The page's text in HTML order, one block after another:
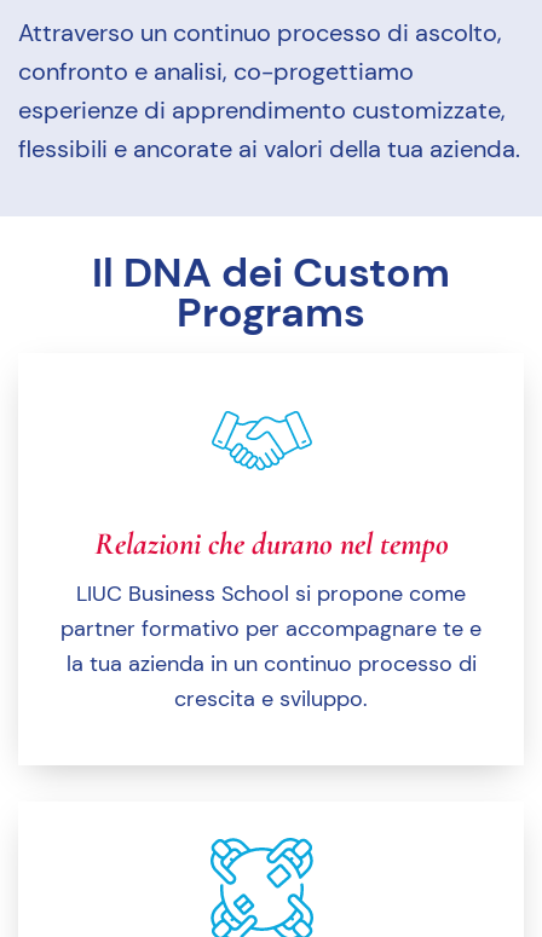
Attraverso un continuo processo di ascolto,
confronto e analisi, co-progettiamo
esperienze di apprendimento customizzate,
flessibili e ancorate ai valori della tua azienda.
Il DNA dei Custom
Programs
Relazioni che durano nel tempo
LIUC Business School si propone come
partner formativo per accompagnare te e
la tua azienda in un continuo processo di
crescita e sviluppo.